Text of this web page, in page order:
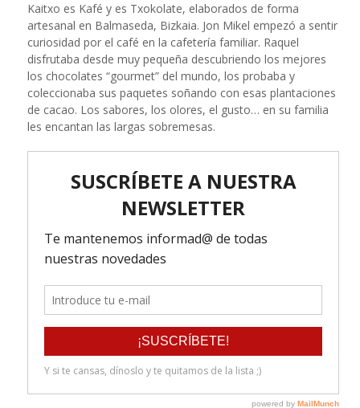
Kaitxo es Kafé y es Txokolate, elaborados de forma
artesanal en Balmaseda, Bizkaia. Jon Mikel empezó a sentir
curiosidad por el café en la cafetería familiar. Raquel
disfrutaba desde muy pequeña descubriendo los mejores
los chocolates “gourmet” del mundo, los probaba y
coleccionaba sus paquetes soñando con esas plantaciones
de cacao. Los sabores, los olores, el gusto… en su familia
les encantan las largas sobremesas.